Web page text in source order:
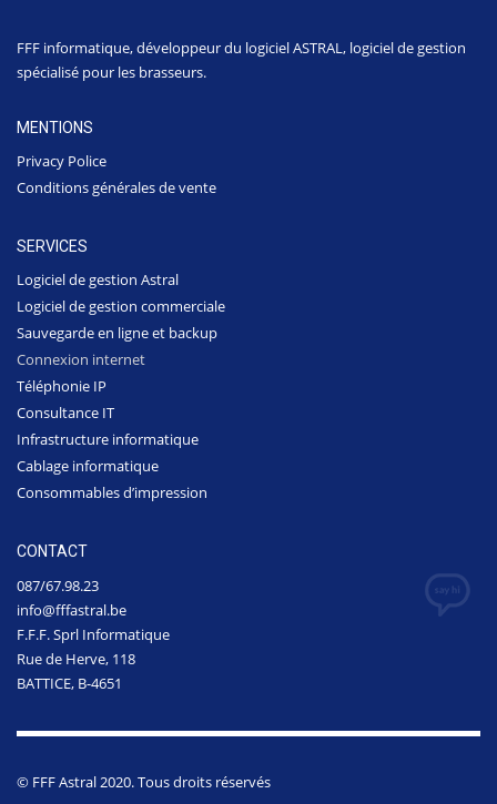
FFF informatique, développeur du logiciel ASTRAL, logiciel de gestion
spécialisé pour les brasseurs.
MENTIONS
Privacy Police
Conditions générales de vente
SERVICES
Logiciel de gestion Astral
Logiciel de gestion commerciale
Sauvegarde en ligne et backup
Connexion internet
Téléphonie IP
Consultance IT
Infrastructure informatique
Cablage informatique
Consommables d’impression
CONTACT
087/67.98.23
info@fffastral.be
F.F.F. Sprl Informatique
Rue de Herve, 118
BATTICE, B-4651
© FFF Astral 2020. Tous droits réservés